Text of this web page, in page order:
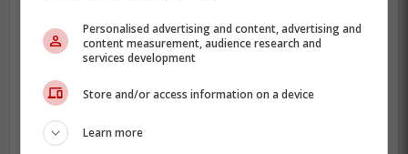
Personalised advertising and content, advertising and
content measurement, audience research and
services development
Store and/or access information on a device
Learn more